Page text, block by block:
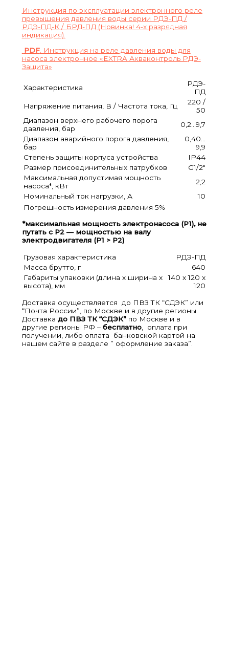
Инструкция по эксплуатации электронного реле
превышения давления воды серии РДЭ-ПД /
РДЭ-ПД-К / БРД-ПД (Новинка! 4-х разрядная
индикация).
PDF. Инструкция на реле давления воды для
насоса электронное «EXTRA Акваконтроль РДЭ-
Защита»
Характеристика
РДЭ-
ПД
Напряжение питания, В / Частота тока, Гц
220 /
50
Диапазон верхнего рабочего порога
давления, бар
0,2…9,7
Диапазон аварийного порога давления,
бар
0,40…
9,9
Степень защиты корпуса устройства
IP44
Размер присоединительных патрубков
G1/2″
Максимальная допустимая мощность
насоса*, кВт
2,2
Номинальный ток нагрузки, А
10
Погрешность измерения давления 5%
*максимальная мощность электронасоса (P1), не
путать с P2 — мощностью на валу
электродвигателя (P1 > P2)
Грузовая характеристика
РДЭ-ПД
Масса брутто, г
640
Габариты упаковки (длина х ширина х
высота), мм
140 x 120 x
120
Доставка осуществляется до ПВЗ ТК “СДЭК” или
“Почта России”, по Москве и в другие регионы.
Доставка до ПВЗ ТК “СДЭК”по Москве и в
другие регионы РФ – бесплатно, оплата при
получении, либо оплата банковской картой на
нашем сайте в разделе ” оформление заказа”.